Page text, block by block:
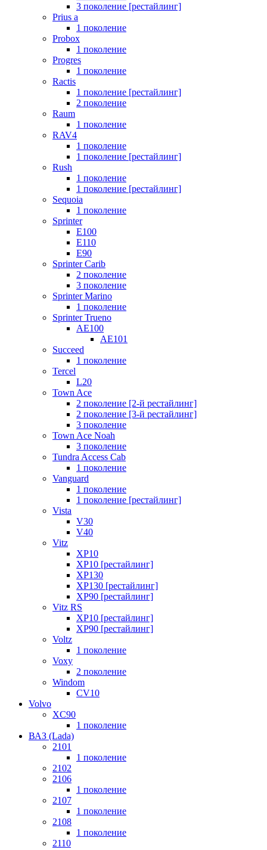
3 поколение [рестайлинг]
Prius a
1 поколение
Probox
1 поколение
Progres
1 поколение
Ractis
1 поколение [рестайлинг]
2 поколение
Raum
1 поколение
RAV4
1 поколение
1 поколение [рестайлинг]
Rush
1 поколение
1 поколение [рестайлинг]
Sequoia
1 поколение
Sprinter
E100
E110
E90
Sprinter Carib
2 поколение
3 поколение
Sprinter Marino
1 поколение
Sprinter Trueno
AE100
AE101
Succeed
1 поколение
Tercel
L20
Town Ace
2 поколение [2-й рестайлинг]
2 поколение [3-й рестайлинг]
3 поколение
Town Ace Noah
3 поколение
Tundra Access Cab
1 поколение
Vanguard
1 поколение
1 поколение [рестайлинг]
Vista
V30
V40
Vitz
XP10
XP10 [рестайлинг]
XP130
XP130 [рестайлинг]
XP90 [рестайлинг]
Vitz RS
XP10 [рестайлинг]
XP90 [рестайлинг]
Voltz
1 поколение
Voxy
2 поколение
Windom
СV10
Volvo
XC90
1 поколение
ВАЗ (Lada)
2101
1 поколение
2102
2106
1 поколение
2107
1 поколение
2108
1 поколение
2110